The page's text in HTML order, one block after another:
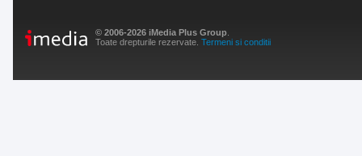
© 2006-2026 iMedia Plus Group
Toate drepturile rezervate. Termeni si conditii